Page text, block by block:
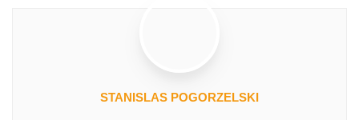
STANISLAS POGORZELSKI